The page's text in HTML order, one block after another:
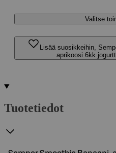
Valitse
Lisää suosikkeihin,
aprikoosi 6kk
Tuotetiedot